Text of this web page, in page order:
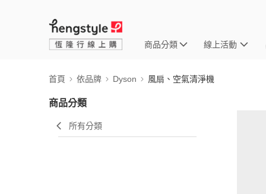
商品分類 線上活動
首頁 依品牌 Dyson 風扇、空氣清淨機
商品分類
所有分類